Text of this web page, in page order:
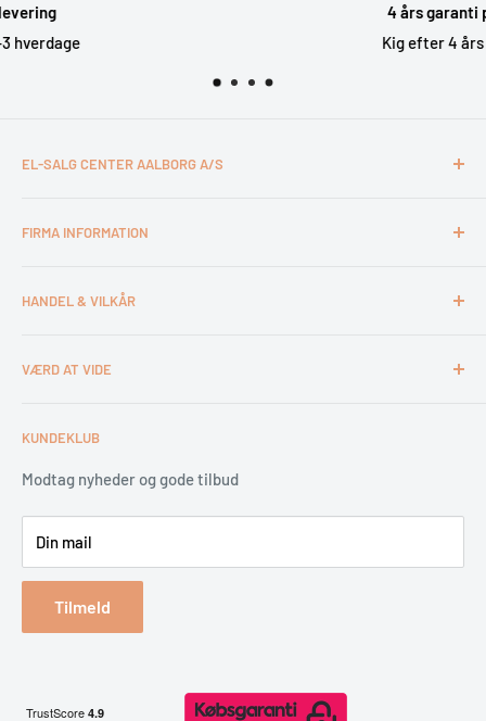
4 års garanti på stort udvalg
Kig efter 4 års garanti badgen
EL-SALG CENTER AALBORG A/S
Otto Mønsteds Vej 6
Tlf. 98180011
FIRMA INFORMATION
Medarbejdere
Kundeklub
HANDEL & VILKÅR
Handelsbetingelser
Garantiservice
Erhverv & Byggeri
VÆRD AT VIDE
Montering
Betaling
Spar på energien
Reklamation & retur
Bestil returlabel
KUNDEKLUB
Modtag nyheder og gode tilbud
Din mail
Tilmeld